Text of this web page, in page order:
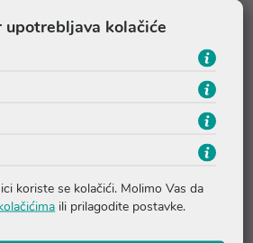
5 godina.
prikladan je za tlakomjer M3 i
Omron tlakomjera koji su
kolačiće
koriste se kolačići. Molimo Vas da
ili prilagodite postavke.